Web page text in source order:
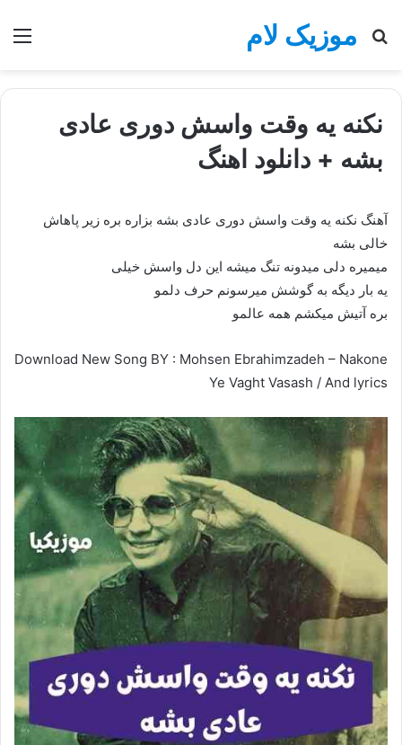
موزیک لام
جستجو
نکنه یه وقت واسش دوری عادی
بشه + دانلود اهنگ
آهنگ نکنه یه وقت واسش دوری عادی بشه بزاره بره زیر پاهاش
خالی بشه
میمیره دلی میدونه تنگ میشه این دل واسش خیلی
یه بار دیگه به گوشش میرسونم حرف دلمو
بره آتیش میکشم همه عالمو
Download New Song BY : Mohsen Ebrahimzadeh – Nakone
Ye Vaght Vasash / And lyrics